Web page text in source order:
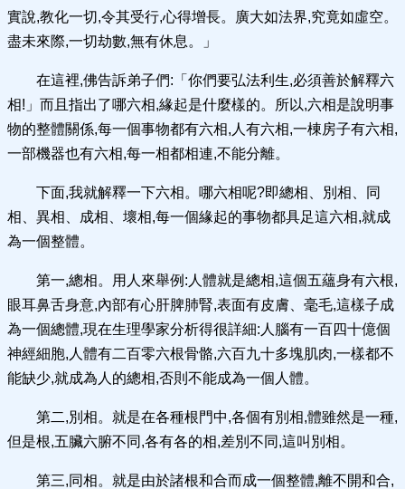
實說,教化一切,令其受行,心得增長。廣大如法界,究竟如虛空。
盡未來際,一切劫數,無有休息。」
在這裡,佛告訴弟子們:「你們要弘法利生,必須善於解釋六
相!」而且指出了哪六相,緣起是什麼樣的。所以,六相是說明事
物的整體關係,每一個事物都有六相,人有六相,一棟房子有六相,
一部機器也有六相,每一相都相連,不能分離。
下面,我就解釋一下六相。哪六相呢?即總相、別相、同
相、異相、成相、壞相,每一個緣起的事物都具足這六相,就成
為一個整體。
第一,總相。用人來舉例:人體就是總相,這個五蘊身有六根,
眼耳鼻舌身意,內部有心肝脾肺腎,表面有皮膚、毫毛,這樣子成
為一個總體,現在生理學家分析得很詳細:人腦有一百四十億個
神經細胞,人體有二百零六根骨骼,六百九十多塊肌肉,一樣都不
能缺少,就成為人的總相,否則不能成為一個人體。
第二,別相。就是在各種根門中,各個有別相,體雖然是一種,
但是根,五臟六腑不同,各有各的相,差別不同,這叫別相。
第三,同相。就是由於諸根和合而成一個整體,離不開和合,